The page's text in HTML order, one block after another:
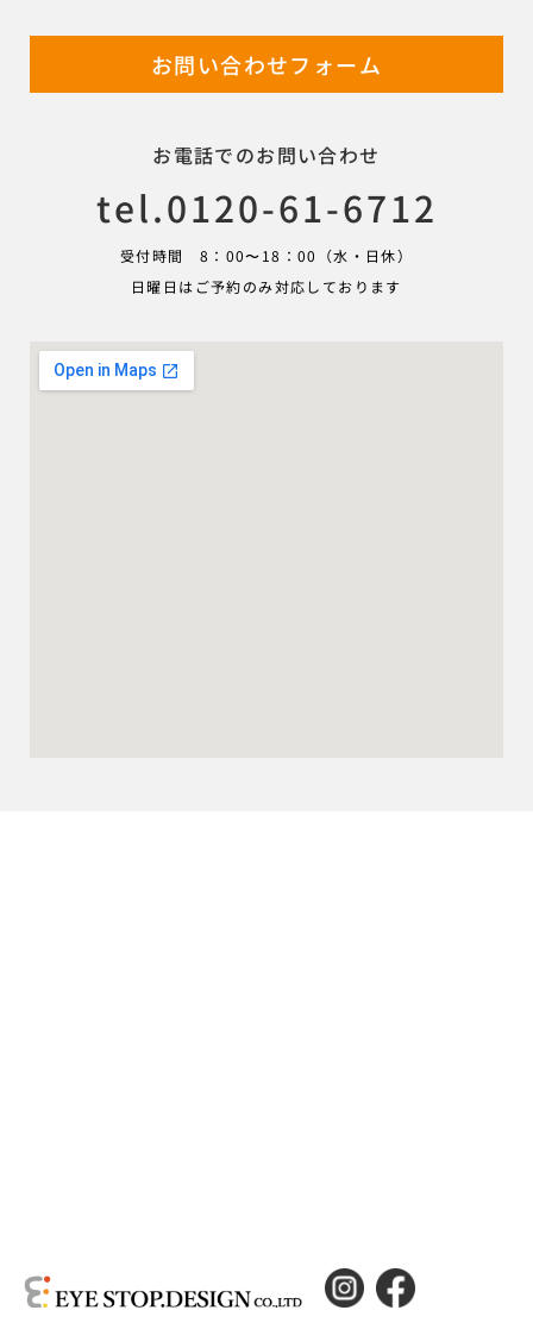
お問い合わせフォーム
お電話でのお問い合わせ
tel.0120-61-6712
受付時間 8：00〜18：00（水・日休）
日曜日はご予約のみ対応しております